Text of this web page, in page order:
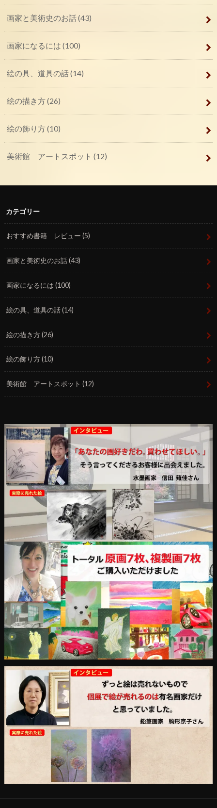
画家と美術史のお話(43)
画家になるには (100)
絵の具、道具の話(14)
絵の描き方(26)
絵の飾り方(10)
美術館 アートスポット (12)
カテゴリー
おすすめ書籍 レビュー(5)
画家と美術史のお話(43)
画家になるには(100)
絵の具、道具の話(14)
絵の描き方(26)
絵の飾り方(10)
美術館 アートスポット(12)